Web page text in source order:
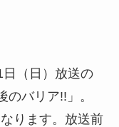
日（日）放送の
のバリア!!」。
ります。放送前